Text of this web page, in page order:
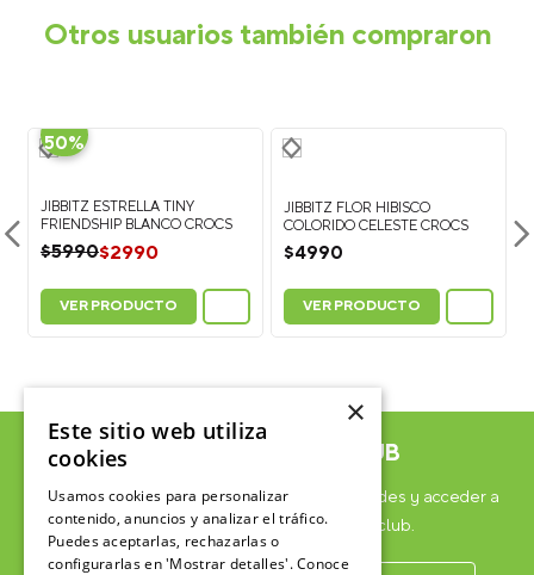
Otros usuarios también compraron
-
50%
FRIENDSHIP BLANCO CROCS
$5990$2990
VER PRODUCTO
JIBBITZ FLOR HIBISCO
COLORIDO CELESTE CROCS
$4990
VER PRODUCTO
ÚNETE AL CROCSCLUB
Suscríbete para formar parte, recibir novedades y acceder a
contenido exclusivo para el Crocsclub.
×
Este sitio web utiliza
cookies
Usamos cookies para personalizar
contenido, anuncios y analizar el tráfico.
Puedes aceptarlas, rechazarlas o
configurarlas en 'Mostrar detalles'. Conoce